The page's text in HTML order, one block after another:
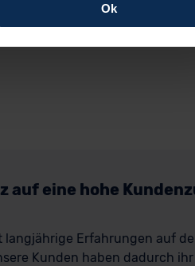
Ok
auf eine hohe
langjährige Erfahrungen auf
Kunden haben dadurch